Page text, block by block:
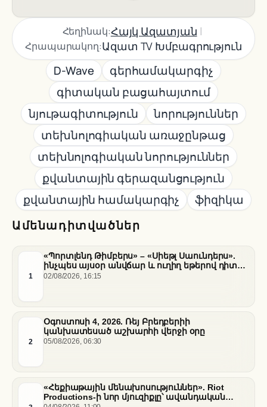
Ամենադիտվածներ
1
«Պորտլենդ Թիմբերս» – «Սիեթլ Սաունդերս».
ինչպես այսօր անվճար և ուղիղ եթերով դիտել
հանդիպումը
02/08/2026, 16:15
2
Օգոստոսի 4, 2026. Ռեյ Բրեդբերիի
կանխատեսած աշխարհի վերջի օրը
05/08/2026, 06:30
«Հեքիաթային մենախոսություններ». Riot
Productions-ի նոր մյուզիքլը՝ ավանդական
Հեղինակ:Հայկ Ազատյան |
Հրապարակող:Ազատ TV Խմբագրություն
D-Wave
գերհամակարգիչ
գիտական բացահայտում
նյութագիտություն
նորություններ
տեխնոլոգիական առաջընթաց
տեխնոլոգիական նորություններ
քվանտային գերազանցություն
քվանտային համակարգիչ
ֆիզիկա